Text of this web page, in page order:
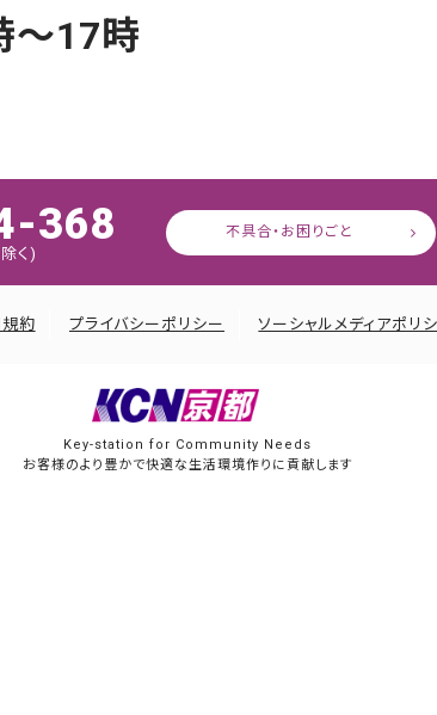
～17時
368
く)
不具合・お困りごと
約 プライバシーポリシー ソーシャルメディアポリ
Key-station for Community Needs
お客様のより豊かで快適な生活環境作りに貢献します